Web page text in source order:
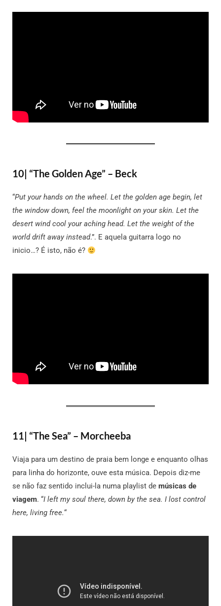
10| “The Golden Age” – Beck
“Put your hands on the wheel. Let the golden age begin, let
the window down, feel the moonlight on your skin. Let the
desert wind cool your aching head. Let the weight of the
world drift away instead.”. E aquela guitarra logo no
inicio…? É isto, não é?
11| “The Sea” – Morcheeba
Viaja para um destino de praia bem longe e enquanto olhas
para linha do horizonte, ouve esta música. Depois diz-me
se não faz sentido inclui-la numa playlist de músicas de
viagem. “I left my soul there, down by the sea. I lost control
here, living free.“